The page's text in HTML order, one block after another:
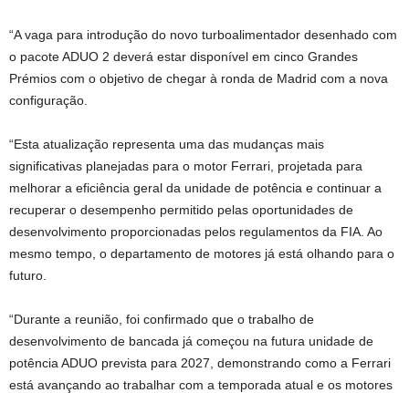
“A vaga para introdução do novo turboalimentador desenhado com
o pacote ADUO 2 deverá estar disponível em cinco Grandes
Prémios com o objetivo de chegar à ronda de Madrid com a nova
configuração.
“Esta atualização representa uma das mudanças mais
significativas planejadas para o motor Ferrari, projetada para
melhorar a eficiência geral da unidade de potência e continuar a
recuperar o desempenho permitido pelas oportunidades de
desenvolvimento proporcionadas pelos regulamentos da FIA. Ao
mesmo tempo, o departamento de motores já está olhando para o
futuro.
“Durante a reunião, foi confirmado que o trabalho de
desenvolvimento de bancada já começou na futura unidade de
potência ADUO prevista para 2027, demonstrando como a Ferrari
está avançando ao trabalhar com a temporada atual e os motores